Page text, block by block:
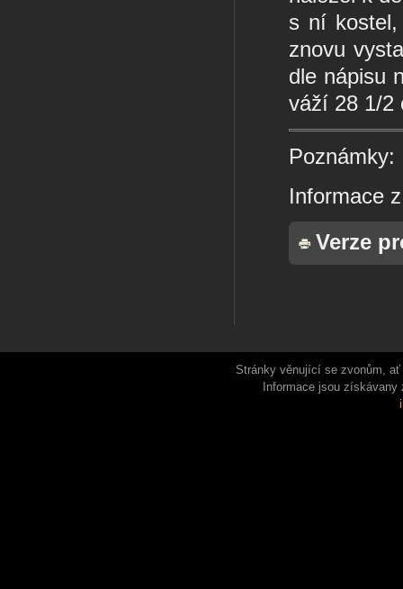
s ní kostel,
znovu
dle nápisu
váží 28 1/2
Poznámky:
Informace
Verze
Stránky věnující se zvonům,
Informace jsou